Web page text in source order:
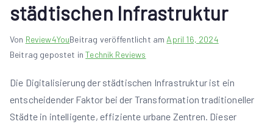
städtischen Infrastruktur
Von Review4YouBeitrag veröffentlicht amApril 16, 2024
Beitrag gepostet inTechnik Reviews
Die Digitalisierung der städtischen Infrastruktur ist ein
entscheidender Faktor bei der Transformation traditioneller
Städte in intelligente, effiziente urbane Zentren. Dieser